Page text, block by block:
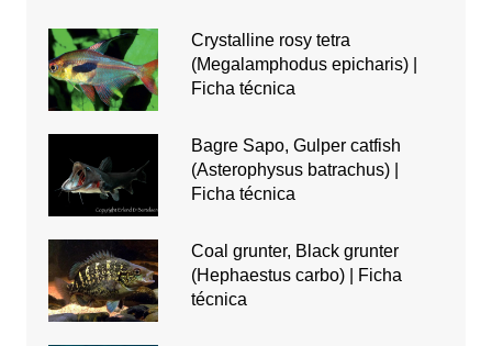
Crystalline rosy tetra
(Megalamphodus epicharis) |
Ficha técnica
Bagre Sapo, Gulper catfish
(Asterophysus batrachus) |
Ficha técnica
Coal grunter, Black grunter
(Hephaestus carbo) | Ficha
técnica